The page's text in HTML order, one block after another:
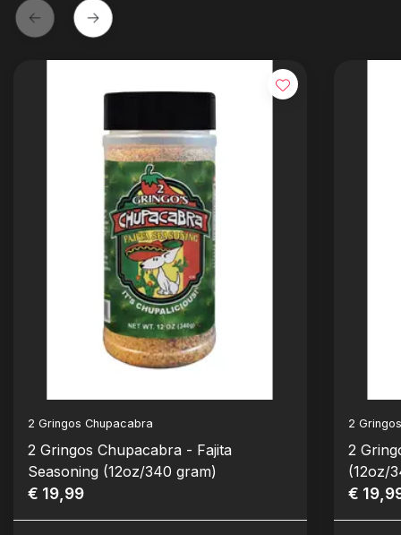
2 Gringos Chupacabra
2 Gringos Chupacabra - Fajita
Seasoning (12oz/340 gram)
€ 19,99
2
2
(12oz/
€